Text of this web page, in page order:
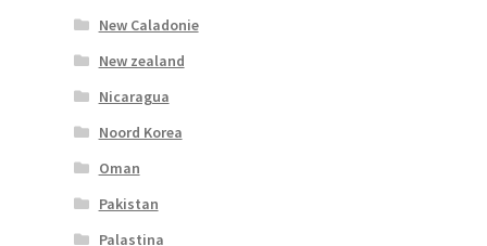
New Caladonie
New zealand
Nicaragua
Noord Korea
Oman
Pakistan
Palastina